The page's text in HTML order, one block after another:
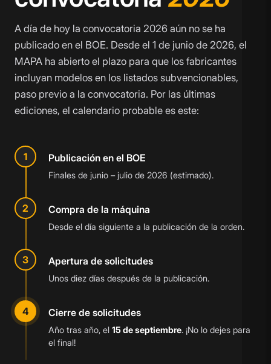
A día de hoy la convocatoria 2026 aún no se ha
publicado en el BOE. Desde el 1 de junio de 2026, el
MAPA ha abierto el plazo para que los fabricantes
incluyan modelos en los listados subvencionables,
paso previo a la convocatoria. Por las últimas
ediciones, el calendario probable es este:
1 Publicación en el BOE
Finales de junio – julio de 2026 (estimado).
2 Compra de la máquina
Desde el día siguiente a la publicación de la orden.
3 Apertura de solicitudes
Unos diez días después de la publicación.
4 Cierre de solicitudes
Año tras año, el 15 de septiembre. ¡No lo dejes para
el final!